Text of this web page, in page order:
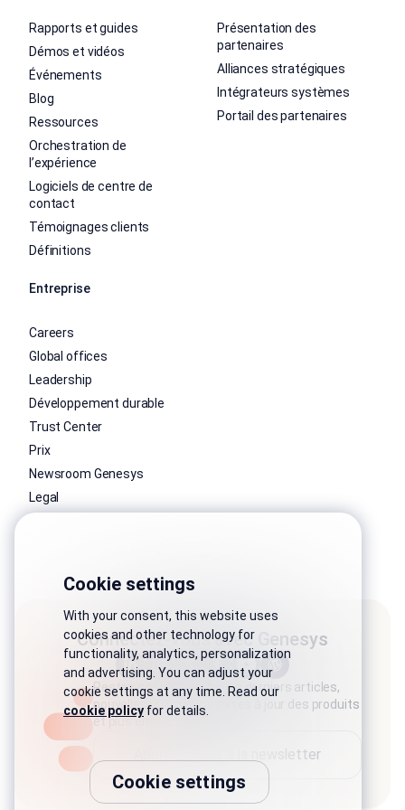
Rapports et guides
Démos et vidéos
Événements
Blog
Ressources
Orchestration de
l’expérience
Logiciels de centre de
contact
Témoignages clients
Définitions
Présentation des
partenaires
Alliances stratégiques
Intégrateurs systèmes
Portail des partenaires
Entreprise
Careers
Global offices
Leadership
Développement durable
Trust Center
Prix
Newsroom Genesys
Legal
Connectez-vous avec Genesys
Restez connecté avec les derniers articles,
nouvelles du secteur, mises à jour des produits
et plus encore.
Abonnez-vous à la newsletter
Cookie settings
With your consent, this website uses
cookies and other technology for
functionality, analytics, personalization
and advertising. You can adjust your
cookie settings at any time. Read our
cookie policy for details.
Cookie settings